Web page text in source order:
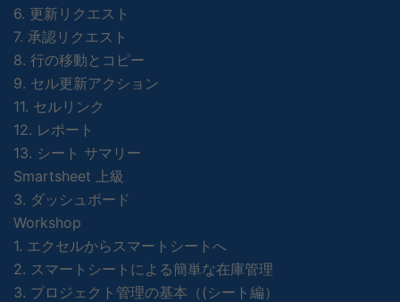
6. 更新リクエスト
7. 承認リクエスト
8. 行の移動とコピー
9. セル更新アクション
11. セルリンク
12. レポート
13. シート サマリー
Smartsheet 上級
3. ダッシュボード
Workshop
1. エクセルからスマートシートへ
2. スマートシートによる簡単な在庫管理
3. プロジェクト管理の基本（(シート編）